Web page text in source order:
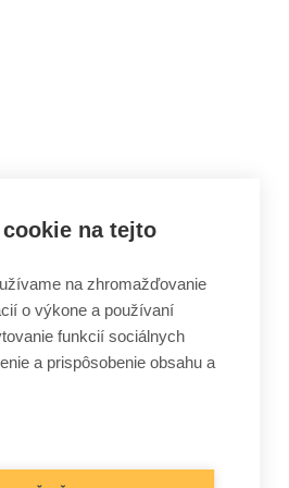
etikiet
na tejto
na zhromažďovanie
o výkone a používaní
funkcií sociálnych
a prispôsobenie obsahu a